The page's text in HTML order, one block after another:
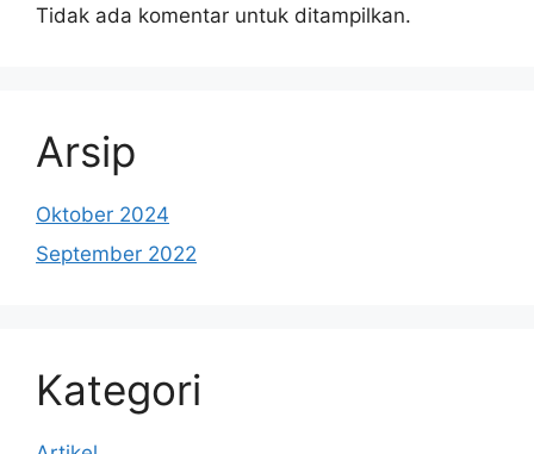
Tidak ada komentar untuk ditampilkan.
Arsip
Oktober 2024
September 2022
Kategori